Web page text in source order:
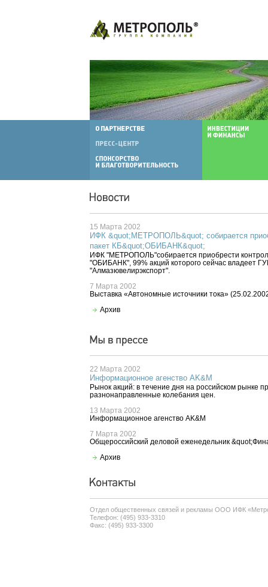
15 Марта 2002
ИФК &quot;МЕТРОПОЛЬ&quot; собирается
пакет КБ&quot;ОБИБАНК&quot;
ИФК "МЕТРОПОЛЬ"собирается приобрести
"ОБИБАНК", 99% акций которого сейчас владеет
"Алмазювелирэкспорт".
7 Марта 2002
Выставка «Автономные источники тока»
Архив
22 Марта 2002
Информационное агенство AK&M
Рынок акций: в течение дня на российском рынке
разнонаправленные колебания цен.
13 Марта 2002
Информационное агенство AK&M
7 Марта 2002
Общероссийский деловой еженедельник
Архив
Отдел общественных связей и рекламы ООО ИФК
Телефон: (495) 933-3310
Факс: (495) 933-3300